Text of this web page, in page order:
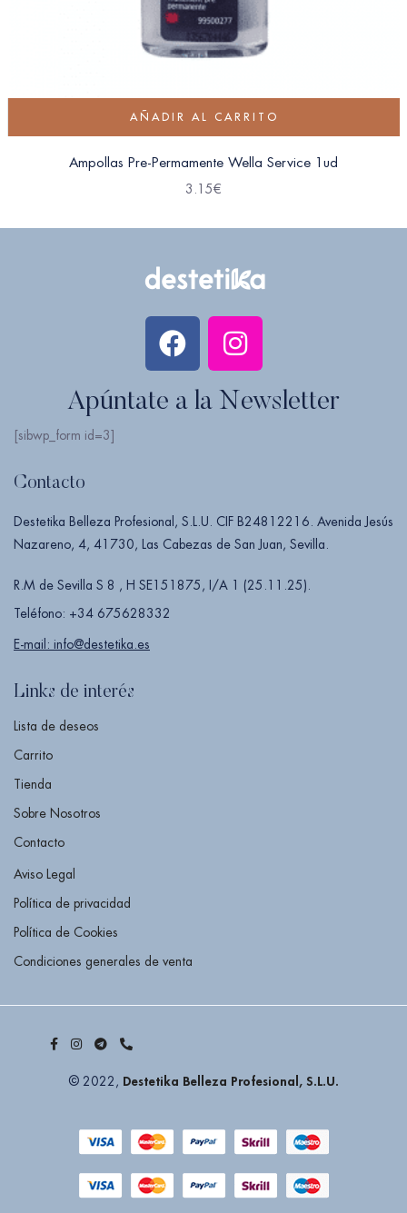
AÑADIR AL CARRITO
Ampollas Pre-Permamente Wella Service 1ud
3.15€
Apúntate a la Newsletter
[sibwp_form id=3]
Contacto
Destetika Belleza Profesional, S.L.U. CIF B24812216. Avenida Jesús
Nazareno, 4, 41730, Las Cabezas de San Juan, Sevilla.
R.M de Sevilla S 8 , H SE151875, I/A 1 (25.11.25).
Teléfono: +34 675628332
E-mail: info@destetika.es
Links de interés
Lista de deseos
Carrito
Tienda
Sobre Nosotros
Contacto
Aviso Legal
Política de privacidad
Política de Cookies
Condiciones generales de venta
© 2022, Destetika Belleza Profesional, S.L.U.